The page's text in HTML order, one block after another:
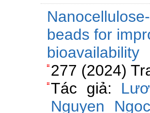
beads for
bioavailability
277 (2024)
Tác giả:
Nguyen